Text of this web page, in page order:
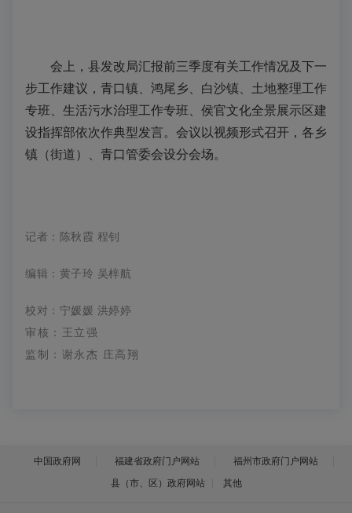
会上，县发改局汇报前三季度有关工作情况及下一
步工作建议，青口镇、鸿尾乡、白沙镇、土地整理工作
专班、生活污水治理工作专班、侯官文化全景展示区建
设指挥部依次作典型发言。会议以视频形式召开，各乡
镇（街道）、青口管委会设分会场。
记者：陈秋霞 程钊
编辑：黄子玲 吴梓航
校对： 宁媛媛 洪婷婷
审核：王立强
监制：谢永杰 庄高翔
中国政府网 福建省政府门户网站
福州市政府门户网站
县（市、区）政府网站
其他